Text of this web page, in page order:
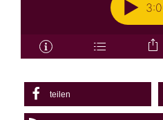
teilen